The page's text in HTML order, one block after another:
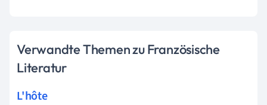
Verwandte Themen zu Französische
Literatur
L'hôte